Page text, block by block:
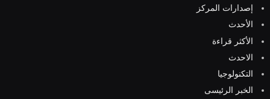
إصدارات المركز
الأحدث
الأكثر قراءة
الاحدث
التكنولوجيا
الخبر الرئيسى